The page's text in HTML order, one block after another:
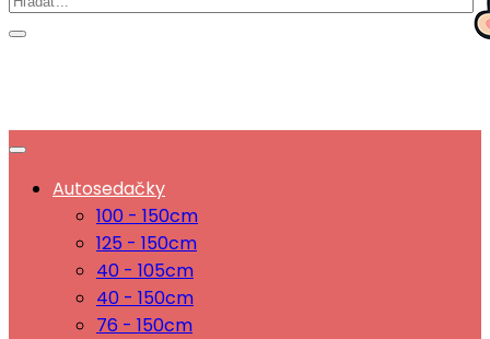
Autosedačky
100 - 150cm
125 - 150cm
40 - 105cm
40 - 150cm
76 - 150cm